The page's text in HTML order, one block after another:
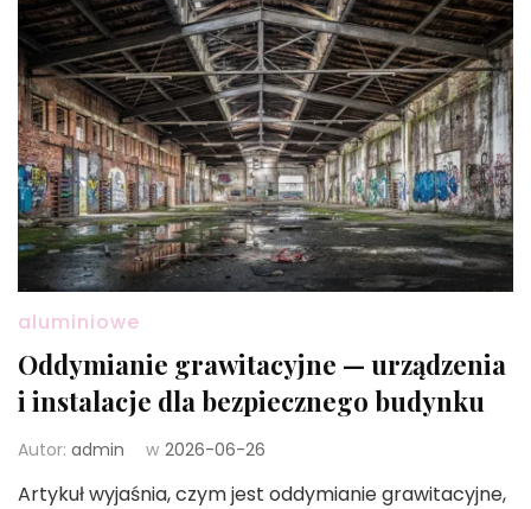
aluminiowe
Oddymianie grawitacyjne — urządzenia
i instalacje dla bezpiecznego budynku
Autor: admin w 2026-06-26
Artykuł wyjaśnia, czym jest oddymianie grawitacyjne,